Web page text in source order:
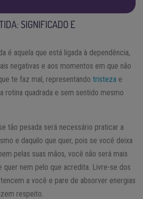
SIGNIFICADO E
é aquela que está ligada à dependência,
negativas e aos momentos em que não
te faz mal, representando tristeza e
rotina quadrada e sem sentido mesmo
tão pesada será necessário praticar a
e daquilo que quer, pois se você deixa
pelas suas mãos, você não será mais
quer nem pelo que acredita. Livre-se dos
a você e pare de absorver energias
respeito.